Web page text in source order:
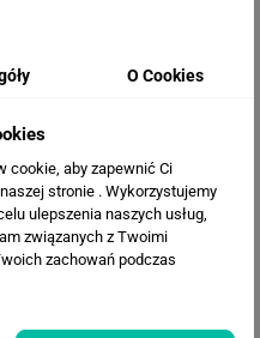
z bluszczem
O Cookies
cookie, aby zapewnić Ci
stronie . Wykorzystujemy
ulepszenia naszych usług,
związanych z Twoimi
zachowań podczas